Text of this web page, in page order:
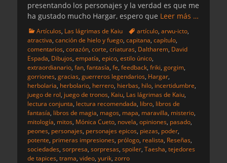
presentando los personajes y la verdad es que me
ha gustado mucho Hargar, espero que Leer más …
Categorias
Artículos, Las lágrimas de Kaiu Etiquetas
artículo, arwu-icto,
atractiva, canción de hielo y fuego, capitana, capítulo,
comentarios, corazón, corte, criaturas, Daltharem, David
Espada, Dibujos, empatía, epico, estilo único,
extraordianario, fan, fantasía, fe, feedback, friki, gorgim,
gorriones, gracias, guerreros legendarios, Hargar,
herbolaria, herbolario, herrero, hierbas, hilo, incertidumbre,
juego de rol, juego de tronos, Kaiu, Las lágrimas de Kaiu,
lectura conjunta, lectura recomendada, libro, libros de
fantasía, libros de magia, magos, mapa, maravilla, misterio,
mitología, mitos, Mónica Cueto, novela, opiniones, pasado,
peones, personajes, personajes epicos, piezas, poder,
potente, primeras impresiones, prólogo, realista, Reseñas,
sociedades, sorpresa, sorpresas, spoiler, Taesha, tejedores
de tapices, trama, video, yurik, zorro